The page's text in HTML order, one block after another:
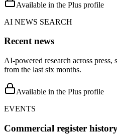
Available in the Plus profile
AI NEWS SEARCH
Recent news
AI-powered research across press,
from the last six months.
Available in the Plus profile
EVENTS
Commercial register